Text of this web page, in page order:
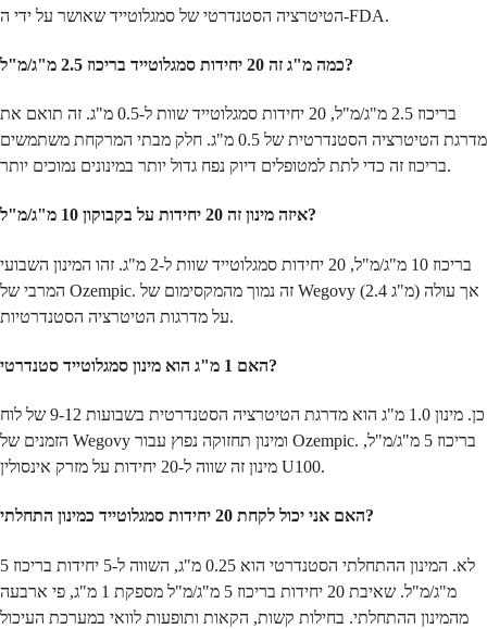
הטיטרציה הסטנדרטי של סמגלוטייד שאושר על ידי ה-FDA.
כמה מ"ג זה 20 יחידות סמגלוטייד בריכוז 2.5 מ"ג/מ"ל?
בריכוז 2.5 מ"ג/מ"ל, 20 יחידות סמגלוטייד שוות ל-0.5 מ"ג. זה תואם את
מדרגת הטיטרציה הסטנדרטית של 0.5 מ"ג. חלק מבתי המרקחת משתמשים
בריכוז זה כדי לתת למטופלים דיוק נפח גדול יותר במינונים נמוכים יותר.
איזה מינון זה 20 יחידות על בקבוקון 10 מ"ג/מ"ל?
בריכוז 10 מ"ג/מ"ל, 20 יחידות סמגלוטייד שוות ל-2 מ"ג. זהו המינון השבועי
המרבי של Ozempic. זה נמוך מהמקסימום של Wegovy (2.4 מ"ג) אך עולה
על מדרגות הטיטרציה הסטנדרטיות.
האם 1 מ"ג הוא מינון סמגלוטייד סטנדרטי?
כן. מינון 1.0 מ"ג הוא מדרגת הטיטרציה הסטנדרטית בשבועות 9-12 של לוח
הזמנים של Wegovy ומינון תחזוקה נפוץ עבור Ozempic. בריכוז 5 מ"ג/מ"ל,
מינון זה שווה ל-20 יחידות על מזרק אינסולין U100.
האם אני יכול לקחת 20 יחידות סמגלוטייד כמינון התחלתי?
לא. המינון ההתחלתי הסטנדרטי הוא 0.25 מ"ג, השווה ל-5 יחידות בריכוז 5
מ"ג/מ"ל. שאיבת 20 יחידות בריכוז 5 מ"ג/מ"ל מספקת 1 מ"ג, פי ארבעה
מהמינון ההתחלתי. בחילות קשות, הקאות ותופעות לוואי במערכת העיכול